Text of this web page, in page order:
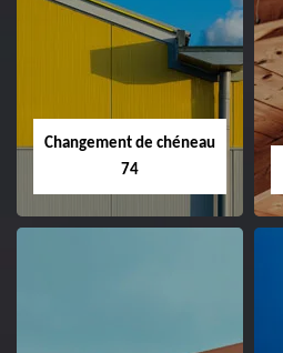
Changement de chéneau
74